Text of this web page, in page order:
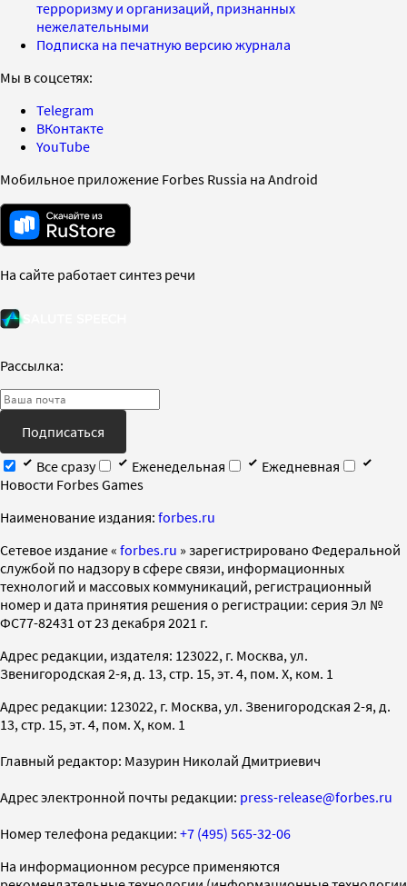
терроризму и организаций, признанных
нежелательными
Подписка на печатную версию журнала
Мы в соцсетях:
Telegram
ВКонтакте
YouTube
Мобильное приложение Forbes Russia на Android
На сайте работает синтез речи
Рассылка:
Подписаться
Все сразу
Еженедельная
Ежедневная
Новости Forbes Games
Наименование издания: forbes.ru
Cетевое издание « forbes.ru » зарегистрировано Федеральной
службой по надзору в сфере связи, информационных
технологий и массовых коммуникаций, регистрационный
номер и дата принятия решения о регистрации: серия Эл №
ФС77-82431 от 23 декабря 2021 г.
Адрес редакции, издателя: 123022, г. Москва, ул.
Звенигородская 2-я, д. 13, стр. 15, эт. 4, пом. X, ком. 1
Адрес редакции: 123022, г. Москва, ул. Звенигородская 2-я, д.
13, стр. 15, эт. 4, пом. X, ком. 1
Главный редактор: Мазурин Николай Дмитриевич
Адрес электронной почты редакции: press-release@forbes.ru
Номер телефона редакции: +7 (495) 565-32-06
На информационном ресурсе применяются